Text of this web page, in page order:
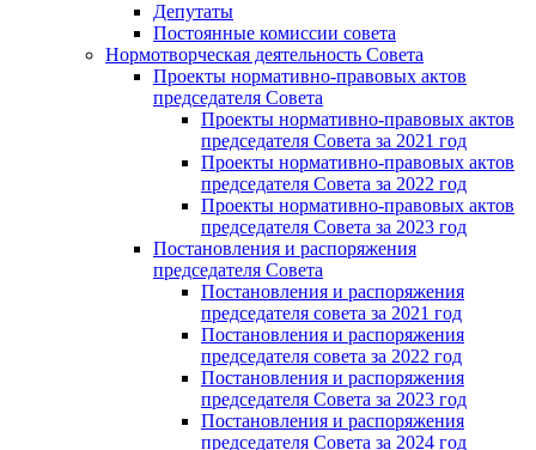
Депутаты
Постоянные комиссии совета
Нормотворческая деятельность Совета
Проекты нормативно-правовых актов
председателя Cовета
Проекты нормативно-правовых актов
председателя Cовета за 2021 год
Проекты нормативно-правовых актов
председателя Cовета за 2022 год
Проекты нормативно-правовых актов
председателя Cовета за 2023 год
Постановления и распоряжения
председателя Cовета
Постановления и распоряжения
председателя совета за 2021 год
Постановления и распоряжения
председателя совета за 2022 год
Постановления и распоряжения
председателя Cовета за 2023 год
Постановления и распоряжения
председателя Cовета за 2024 год